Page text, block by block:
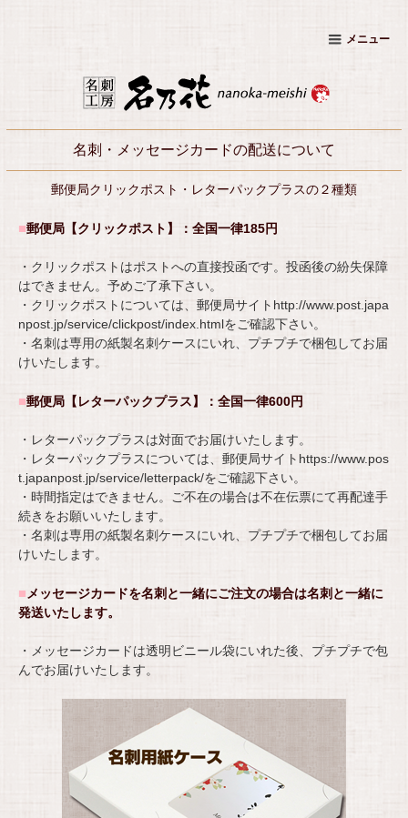
メニュー
名刺・メッセージカードの配送について
郵便局クリックポスト・レターパックプラスの２種類
■郵便局【クリックポスト】： 全国一律185円
・クリックポストはポストへの直接投函です。投函後の紛失保障
はできません。予めご了承下さい。
・クリックポストについては、郵便局サイト http://www.post.japa
npost.jp/service/clickpost/index.htmlをご確認下さい。
・名刺は専用の紙製名刺ケースにいれ、プチプチで梱包してお届
けいたします。
■郵便局【レターパックプラス】： 全国一律600円
・レターパックプラスは対面でお届けいたします。
・レターパックプラスについては、郵便局サイト https://www.pos
t.japanpost.jp/service/letterpack/をご確認下さい。
・時間指定はできません。ご不在の場合は不在伝票にて再配達手
続きをお願いいたします。
・名刺は専用の紙製名刺ケースにいれ、プチプチで梱包してお届
けいたします。
■ メッセージカードを名刺と一緒にご注文の場合は名刺と一緒に
発送いたします。
・メッセージカードは透明ビニール袋にいれた後、プチプチで包
んでお届けいたします。